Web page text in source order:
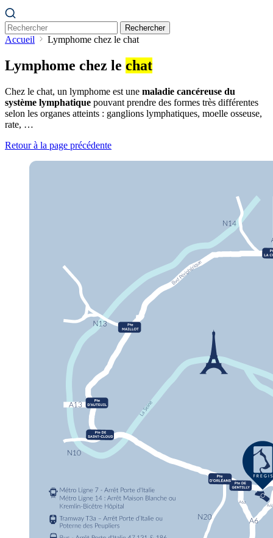
Rechercher
Accueil Lymphome chez le chat
Lymphome chez le chat
Chez le chat, un lymphome est une maladie cancéreuse du
système lymphatique pouvant prendre des formes très différentes
selon les organes atteints : ganglions lymphatiques, moelle osseuse,
rate, …
Retour à la page précédente